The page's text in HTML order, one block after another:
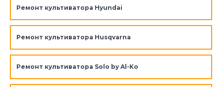
Ремонт культиватора Hyundai
Ремонт культиватора Husqvarna
Ремонт культиватора Solo by Al-Ko